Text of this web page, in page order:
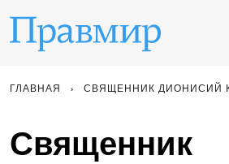
ГЛАВНАЯ СВЯЩЕННИК ДИОНИСИЙ
Священник